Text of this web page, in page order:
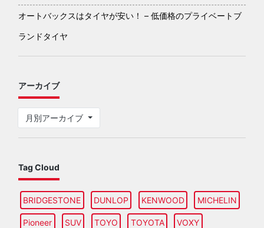
オートバックスはタイヤが安い！ – 低価格のプライベートブ
ランドタイヤ
アーカイブ
月別アーカイブ
Tag Cloud
BRIDGESTONE DUNLOP KENWOOD MICHELIN
Pioneer SUV TOYO TOYOTA VOXY